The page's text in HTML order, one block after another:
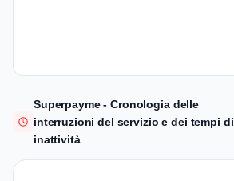
Superpayme - Cronologia delle
interruzioni del servizio e dei tempi di
inattività